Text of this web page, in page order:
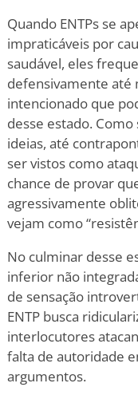
Quando ENTPs se
impraticáveis por
saudável, eles
defensivamente até
intencionado que
desse estado.
ideias, até
ser vistos como
chance de provar
agressivamente
vejam como
No culminar desse
inferior não
de sensação
ENTP busca
interlocutores
falta de autoridade
argumentos.